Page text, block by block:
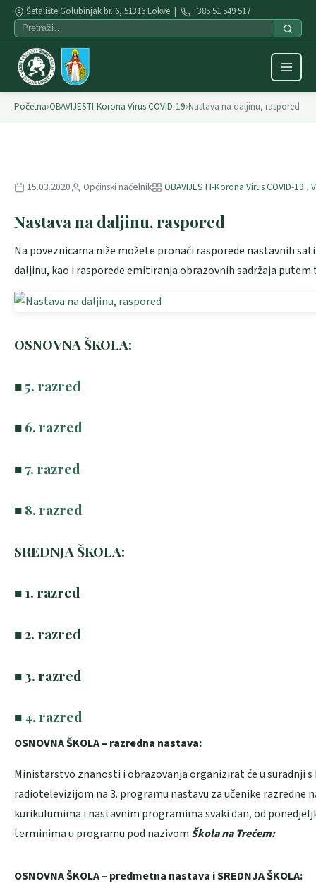
Šetalište Golubinjak br. 6, 51316 Lokve | +385 51 549 517
Početna›OBAVIJESTI-Korona Virus COVID-19›Nastava na daljinu, raspored
15.03.2020 Općinski načelnik OBAVIJESTI-Korona Virus COVID-19 ,
Nastava na daljinu, raspored
Na poveznicama niže možete pronaći rasporede nastavnih
daljinu, kao i rasporede emitiranja obrazovnih sadržaja
OSNOVNA ŠKOLA:
■5. razred
■6. razred
■7. razred
■8. razred
SREDNJA ŠKOLA:
■ 1. razred
■ 2. razred
■ 3. razred
■4. razred
OSNOVNA ŠKOLA – razredna nastava:
Ministarstvo znanosti i obrazovanja organizirat će u suradnji
radiotelevizijom na 3. programu nastavu za učenike razredne
kurikulumima i nastavnim programima svaki dan, od
terminima u programu pod nazivom Škola na Trećem:
OSNOVNA ŠKOLA – predmetna nastava i SREDNJA ŠKOLA: